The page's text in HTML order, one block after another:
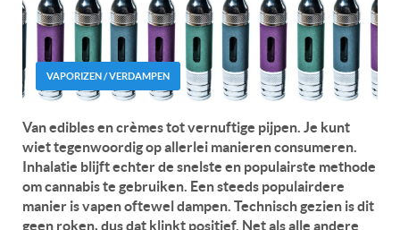
VAPORIZEN / VERDAMPEN
Van edibles en crèmes tot vernuftige pijpen. Je kunt
wiet tegenwoordig op allerlei manieren consumeren.
Inhalatie blijft echter de snelste en populairste methode
om cannabis te gebruiken. Een steeds populairdere
manier is vapen oftewel dampen. Technisch gezien is dit
geen roken, dus dat klinkt positief. Net als alle andere